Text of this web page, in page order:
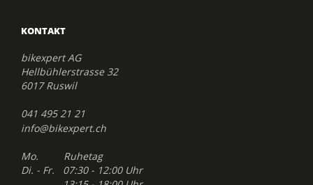
KONTAKT
bikexpert AG
Hellbühlerstrasse 32
6017 Ruswil
041 495 21 21
info@bikexpert.ch
Mo. Ruhetag
Di. - Fr. 07:30 - 12:00 Uhr